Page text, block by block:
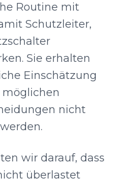
Routine mit
Schutzleiter,
Sie erhalten
Einschätzung
nicht
wir darauf, dass
überlastet